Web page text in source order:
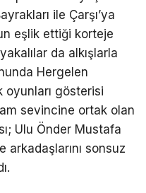
ile Çarşı’ya
eşlik ettiği korteje
da alkışlarla
Hergelen
oyunları gösterisi
sevincine ortak olan
Ulu Önder Mustafa
arkadaşlarını sonsuz